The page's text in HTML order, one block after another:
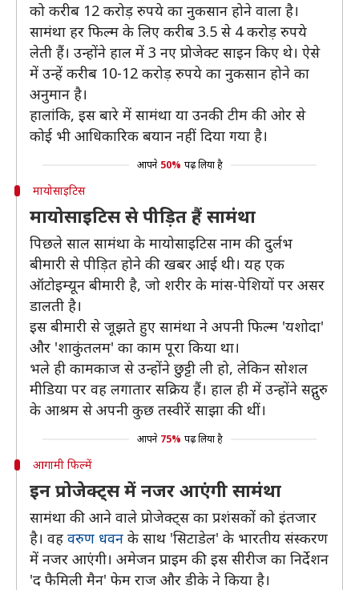
को करीब 12 करोड़ रुपये का नुकसान होने वाला है।
सामंथा हर फिल्म के लिए करीब 3.5 से 4 करोड़ रुपये
लेती हैं। उन्होंने हाल में 3 नए प्रोजेक्ट साइन किए थे। ऐसे
में उन्हें करीब 10-12 करोड़ रुपये का नुकसान होने का
अनुमान है।
हालांकि, इस बारे में सामंथा या उनकी टीम की ओर से
कोई भी आधिकारिक बयान नहीं दिया गया है।
आपने 50% पढ़ लिया है
मायोसाइटिस
मायोसाइटिस से पीड़ित हैं सामंथा
पिछले साल सामंथा के मायोसाइटिस नाम की दुर्लभ
बीमारी से पीड़ित होने की खबर आई थी। यह एक
ऑटोइम्यून बीमारी है, जो शरीर के मांस-पेशियों पर असर
डालती है।
इस बीमारी से जूझते हुए सामंथा ने अपनी फिल्म 'यशोदा'
और 'शाकुंतलम' का काम पूरा किया था।
भले ही कामकाज से उन्होंने छुट्टी ली हो, लेकिन सोशल
मीडिया पर वह लगातार सक्रिय हैं। हाल ही में उन्होंने सद्गुरु
के आश्रम से अपनी कुछ तस्वीरें साझा की थीं।
आपने 75% पढ़ लिया है
आगामी फिल्में
इन प्रोजेक्ट्स में नजर आएंगी सामंथा
सामंथा की आने वाले प्रोजेक्ट्स का प्रशंसकों को इंतजार
है। वह वरुण धवन के साथ 'सिटाडेल' के भारतीय संस्करण
में नजर आएंगी। अमेजन प्राइम की इस सीरीज का निर्देशन
'द फैमिली मैन' फेम राज और डीके ने किया है।